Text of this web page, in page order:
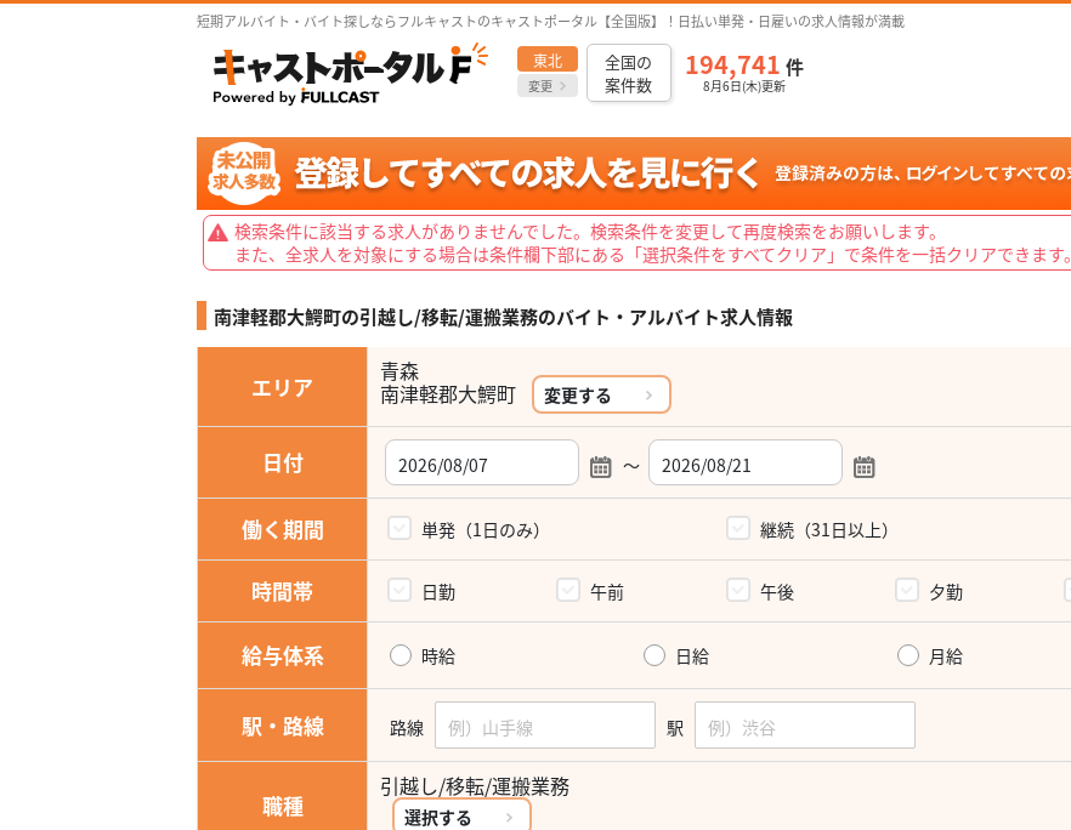
短期アルバイト・バイト探しならフルキャストのキャストポータル【全国版】！日払い単発・日雇いの求人情報が満載
東北
変更
全国の
案件数
194,741 件
8月6日(木)更新
検索条件に該当する求人がありませんでした。検索条件を変更して再度検索をお願いします。
また、全求人を対象にする場合は条件欄下部にある「選択条件をすべてクリア」で条件を一括クリアできます。
南津軽郡大鰐町の引越し/移転/運搬業務のバイト・アルバイト求人情報
エリア
青森
南津軽郡大鰐町 変更する
日付 ～
働く期間 単発（1日のみ） 継続（31日以上）
時間帯 日勤 午前 午後 夕勤
給与体系 時給 日給 月給
駅・路線 路線 駅
職種
引越し/移転/運搬業務
選択する